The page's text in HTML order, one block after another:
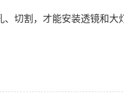
切割，才能安装透镜和